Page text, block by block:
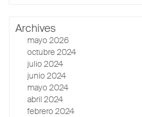
Archives
mayo 2026
octubre 2024
julio 2024
junio 2024
mayo 2024
abril 2024
febrero 2024